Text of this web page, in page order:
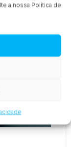
a nossa Política de